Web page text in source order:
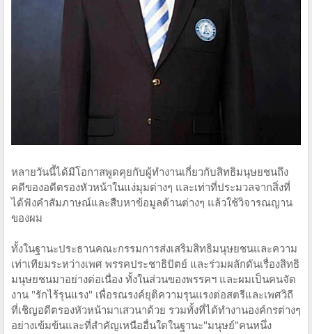
หลายวันนี้​ได้มีโอกาส​พูดคุย​กับผู้ทำงานเกี่ยวกับสิทธิ​มนุษยชน​ถึง
คดีของอดีตรองหัวหน้า​ในแง่มุมต่างๆ และเท่าที่ประมวลจากสิ่งที่
ได้ฟังคำสัมภาษณ์​และสืบหาข้อมูล​ด้านต่างๆ แล้วใช้วิจารณญาน​
ของผม
ทั้งในฐานะประธาน​คณะกรรมการ​ส่งเสริม​สิทธิ​มนุษยชนและ​ความ
เท่า​เทีย​มระหว่าง​เพศ​ พรรคประชาธิปัตย์ และร่วมผลักดันเรื่องสิทธิ
มนุษยชนมาอย่างต่อเนื่อง ทั้งในส่วนของพรรคฯ และผมเป็นคนจัด
งาน "รักไร้รุนแรง" เพื่อรณรงค์​ยุติ​ความรุนแรง​ต่อสตรีและเพศวิถี​
ที่เชิญ​อดีตรองหัวหน้า​มาเสวนาด้วย รวมทั้งที่ได้ทำงานองค์กรต่างๆ
อย่างเข้มข้นและที่สำคัญเหนือ​อื่นใดในฐานะ"​มนุษย์​"คนหนึ่​ง